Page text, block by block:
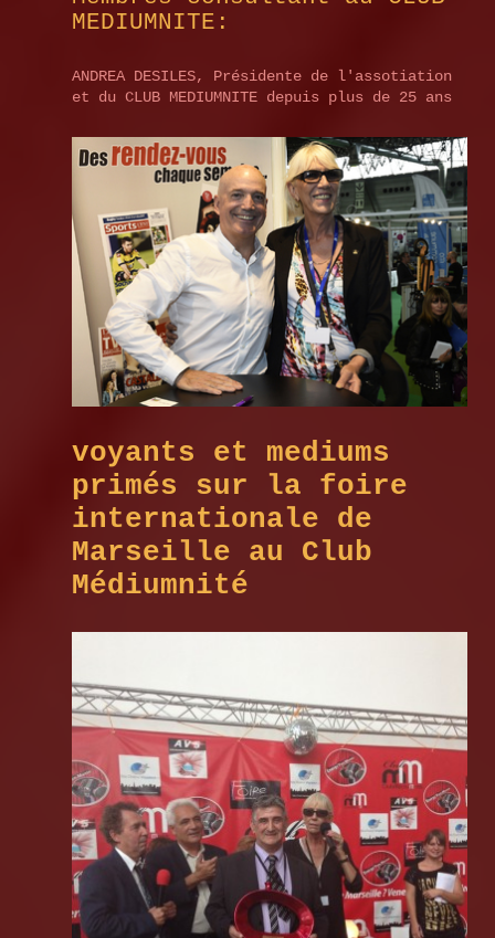
MEDIUMNITE:
ANDREA DESILES, Présidente de l'assotiation
et du CLUB MEDIUMNITE depuis plus de 25 ans
voyants et mediums
primés sur la foire
internationale de
Marseille au Club
Médiumnité